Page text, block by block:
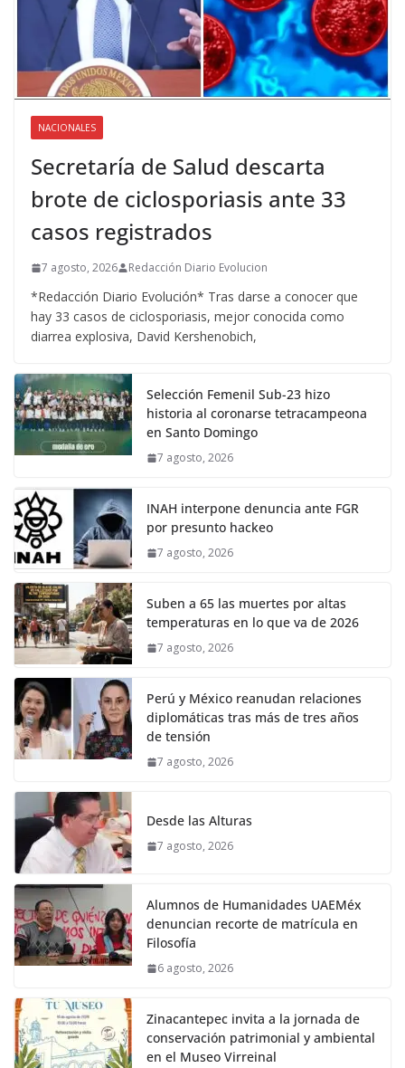
NACIONALES
Secretaría de Salud descarta
brote de ciclosporiasis ante 33
casos registrados
7 agosto, 2026 Redacción Diario Evolucion
*Redacción Diario Evolución* Tras darse a conocer que
hay 33 casos de ciclosporiasis, mejor conocida como
diarrea explosiva, David Kershenobich,
Selección Femenil Sub-23 hizo
historia al coronarse tetracampeona
en Santo Domingo
7 agosto, 2026
INAH interpone denuncia ante FGR
por presunto hackeo
7 agosto, 2026
Suben a 65 las muertes por altas
temperaturas en lo que va de 2026
7 agosto, 2026
Perú y México reanudan relaciones
diplomáticas tras más de tres años
de tensión
7 agosto, 2026
Desde las Alturas
7 agosto, 2026
Alumnos de Humanidades UAEMéx
denuncian recorte de matrícula en
Filosofía
6 agosto, 2026
Zinacantepec invita a la jornada de
conservación patrimonial y ambiental
en el Museo Virreinal